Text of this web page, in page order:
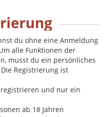
du ohne eine Anmeldung
alle Funktionen der
musst du ein persönliches
Registrierung ist
und nur ein
ab 18 Jahren